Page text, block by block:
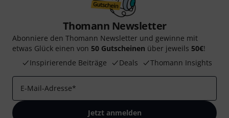
Thomann Newsletter
Abonniere den Thomann Newsletter und gewinne mit
etwas Glück einen von 50 Gutscheinen über jeweils 50€!
Inspirierende Beiträge
Deals Thomann Insights
E-Mail-Adresse*
Jetzt anmelden